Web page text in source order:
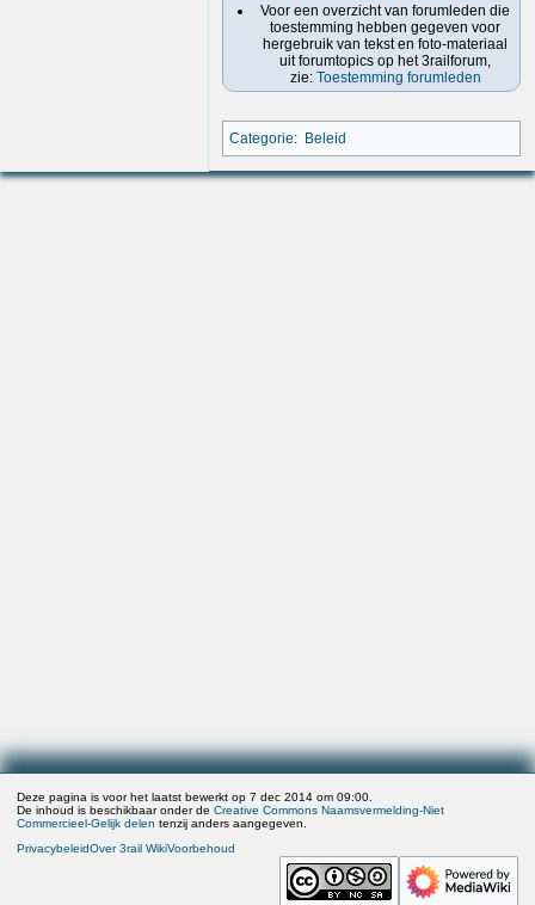
Voor een overzicht van forumleden die
toestemming hebben gegeven voor
hergebruik van tekst en foto-materiaal
uit forumtopics op het 3railforum,
zie: Toestemming forumleden
Categorie: Beleid
Deze pagina is voor het laatst bewerkt op 7 dec 2014 om 09:00.
De inhoud is beschikbaar onder deCreative Commons Naamsvermelding-Niet
Commercieel-Gelijk delen tenzij anders aangegeven.
PrivacybeleidOver 3rail WikiVoorbehoud